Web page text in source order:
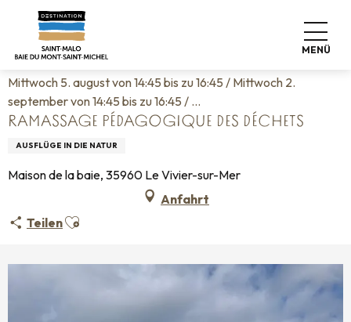
contenu
MENÜ
Startseite
Veranstaltungskalender
Ramassage pédagogique des déchets
Mittwoch 5. august von 14:45 bis zu 16:45 / Mittwoch 2.
september von 14:45 bis zu 16:45 / ...
RAMASSAGE PÉDAGOGIQUE DES DÉCHETS
AUSFLÜGE IN DIE NATUR
Maison de la baie, 35960 Le Vivier-sur-Mer
Anfahrt
TeilenAjouter aux favoris